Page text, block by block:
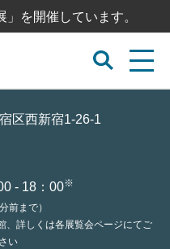
」を開催しています。
区西新宿1-26-1
- 18：00※
前まで）
詳しくは各展覧会ページにてご
い